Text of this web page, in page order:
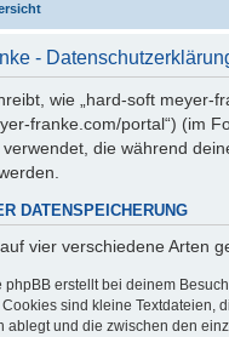
-
wie „hard-soft meyer-
franke.com/portal“) (im
die während
DATENSPEICHERUNG
vier verschiedene Arten
phpBB erstellt bei deinem
sind kleine Textdateien,
ablegt und die zwischen den